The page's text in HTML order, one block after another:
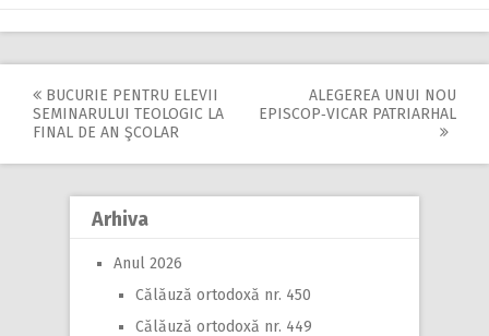
Post
navigation
BUCURIE PENTRU ELEVII
SEMINARULUI TEOLOGIC LA
FINAL DE AN ŞCOLAR
ALEGEREA UNUI NOU
EPISCOP‑VICAR PATRIARHAL
Arhiva
Anul 2026
Călăuză ortodoxă nr. 450
Călăuză ortodoxă nr. 449